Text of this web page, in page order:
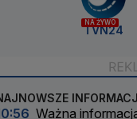
NA ŻYWO
TVN24
Ważna